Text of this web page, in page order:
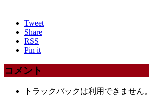
Tweet
Share
RSS
Pin it
コメント
トラックバックは利用できません。